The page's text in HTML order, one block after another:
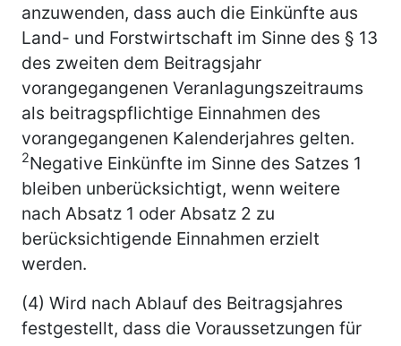
anzuwenden, dass auch die Einkünfte aus
Land- und Forstwirtschaft im Sinne des § 13
des zweiten dem Beitragsjahr
vorangegangenen Veranlagungszeitraums
als beitragspflichtige Einnahmen des
vorangegangenen Kalenderjahres gelten.
2Negative Einkünfte im Sinne des Satzes 1
bleiben unberücksichtigt, wenn weitere
nach Absatz 1 oder Absatz 2 zu
berücksichtigende Einnahmen erzielt
werden.
(4) Wird nach Ablauf des Beitragsjahres
festgestellt, dass die Voraussetzungen für